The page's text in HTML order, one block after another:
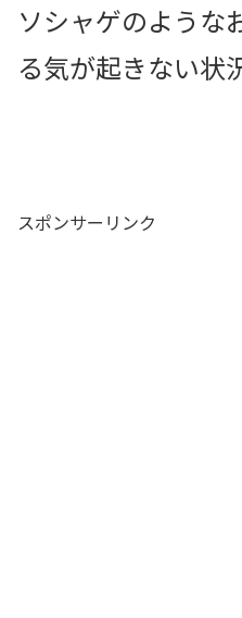
ソシャゲのような
る気が起きない状
スポンサーリンク